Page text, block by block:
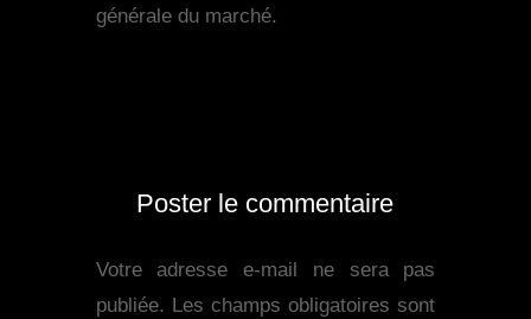
générale du marché.
Poster le commentaire
Votre adresse e-mail ne sera pas
publiée. Les champs obligatoires sont